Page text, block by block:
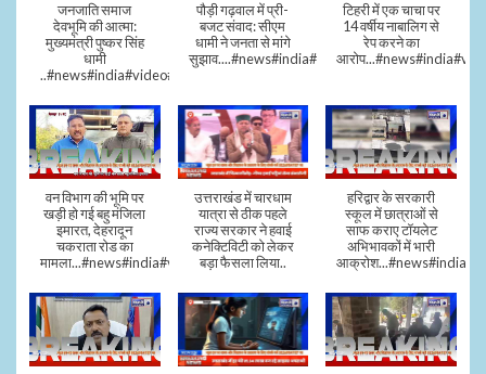
जनजाति समाज
देवभूमि की आत्मा:
मुख्यमंत्री पुष्कर सिंह
धामी
..#news#india#video#viral
पौड़ी गढ़वाल में प्री-
बजट संवाद: सीएम
धामी ने जनता से मांगे
सुझाव....#news#india#video#viral
टिहरी में एक चाचा पर
14 वर्षीय नाबालिग से
रेप करने का
वन विभाग की भूमि पर
खड़ी हो गई बहु मंजिला
इमारत, देहरादून
चकराता रोड का
मामला...#news#india#video
उत्तराखंड में चारधाम
यात्रा से ठीक पहले
राज्य सरकार ने हवाई
कनेक्टिविटी को लेकर
बड़ा फैसला लिया..
हरिद्वार के सरकारी
स्कूल में छात्राओं से
साफ कराए टॉयलेट
अभिभावकों में भारी
आक्रोश...#news#india